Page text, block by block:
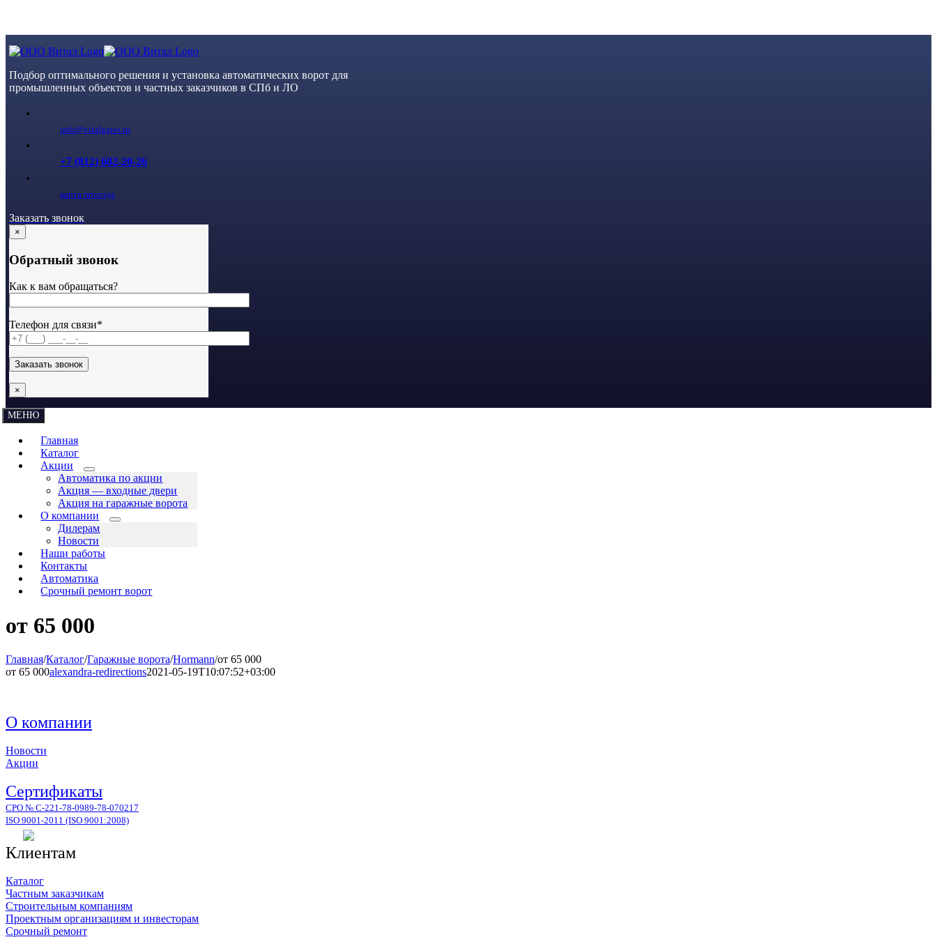
Подбор оптимального решения и установка автоматических ворот для
промышленных объектов и частных заказчиков в СПб и ЛО
info@vitalgates.ru
+7 (812) 602-20-26
карта проезда
Заказать звонок
×
Обратный звонок
Как к вам обращаться?
Телефон для связи*
×
МЕНЮ
Главная
Каталог
Акции
Автоматика по акции
Акция — входные двери
Акция на гаражные ворота
О компании
Дилерам
Новости
Наши работы
Контакты
Автоматика
Срочный ремонт ворот
от 65 000
Главная/Каталог/Гаражные ворота/Hormann/от 65 000
от 65 000alexandra-redirections2021-05-19T10:07:52+03:00
О компании
Новости
Акции
Сертификаты
СРО № С-221-78-0989-78-070217
ISO 9001-2011 (ISO 9001:2008)
Клиентам
Каталог
Частным заказчикам
Строительным компаниям
Проектным организациям и инвесторам
Срочный ремонт